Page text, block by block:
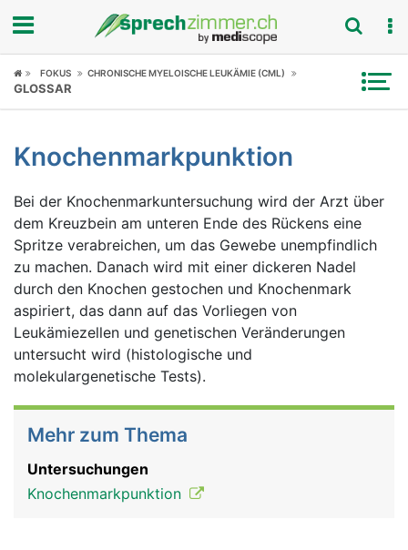
Fokus
Symptome
Untersuchungen
News
Ratgeber
Rubriken
FOKUS CHRONISCHE MYELOISCHE LEUKÄMIE (CML)
GLOSSAR
Knochenmarkpunktion
Bei der Knochenmarkuntersuchung wird der Arzt über
dem Kreuzbein am unteren Ende des Rückens eine
Spritze verabreichen, um das Gewebe unempfindlich
zu machen. Danach wird mit einer dickeren Nadel
durch den Knochen gestochen und Knochenmark
aspiriert, das dann auf das Vorliegen von
Leukämiezellen und genetischen Veränderungen
untersucht wird (histologische und
molekulargenetische Tests).
Mehr zum Thema
Untersuchungen
Knochenmarkpunktion